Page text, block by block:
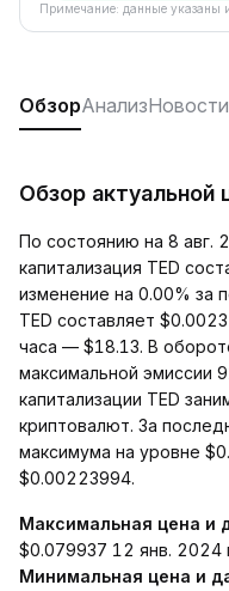
Примечание: данные указаны
ОбзорАнализНовости
Обзор актуальной
По состоянию на 8 авг.
капитализация TED
изменение на 0.00% за
TED составляет
часа — $18.13. В
максимальной эмиссии
капитализации TED
криптовалют. За
максимума на уровне
$0.00223994.
Максимальная цена и
$0.079937 12 янв. 2024
Минимальная цена и